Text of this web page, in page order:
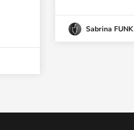
Sabrina FUNK